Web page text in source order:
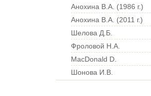
Анохина В.А. (1986 г.)
Анохина В.А. (2011 г.)
Шелова Д.Б.
Фроловой Н.А.
MacDonald D.
Шонова И.В.